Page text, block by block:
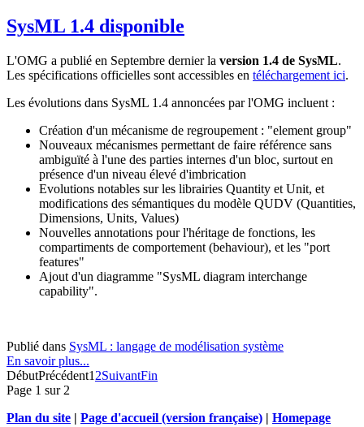
SysML 1.4 disponible
L'OMG a publié en Septembre dernier la version 1.4 de SysML.
Les spécifications officielles sont accessibles en téléchargement ici.
Les évolutions dans SysML 1.4 annoncées par l'OMG incluent :
Création d'un mécanisme de regroupement : "element group"
Nouveaux mécanismes permettant de faire référence sans
ambiguïté à l'une des parties internes d'un bloc, surtout en
présence d'un niveau élevé d'imbrication
Evolutions notables sur les librairies Quantity et Unit, et
modifications des sémantiques du modèle QUDV (Quantities,
Dimensions, Units, Values)
Nouvelles annotations pour l'héritage de fonctions, les
compartiments de comportement (behaviour), et les "port
features"
Ajout d'un diagramme "SysML diagram interchange
capability".
Publié dans SysML : langage de modélisation système
En savoir plus...
DébutPrécédent1 2SuivantFin
Page 1 sur 2
Plan du site | Page d'accueil (version française) | Homepage